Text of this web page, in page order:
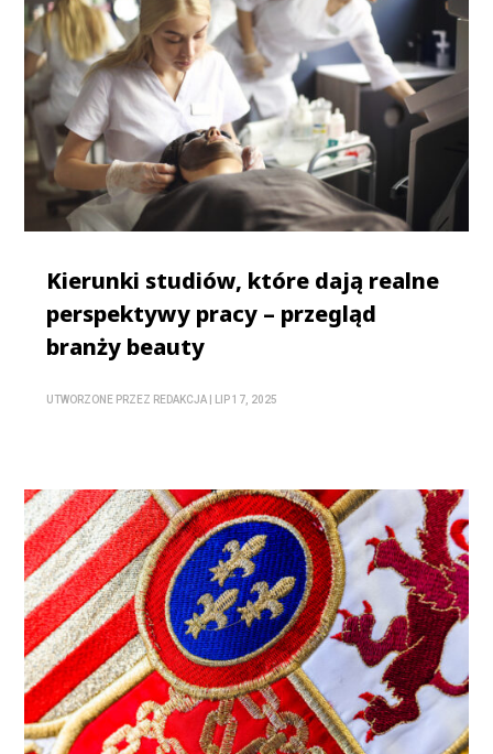
Kierunki studiów, które dają realne
perspektywy pracy – przegląd
branży beauty
UTWORZONE PRZEZ REDAKCJA LIP 17, 2025